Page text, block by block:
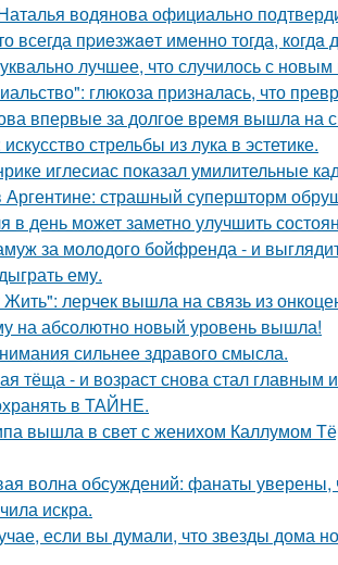
водянова официально
всегда пpиeзжaeт именно тогда, когдa
лучшее, что случилось с
глюкоза призналась, что
впервые за долгое время вышла на
стрельбы из лука в эстетике.
иглесиас показал умилительные
Аргентине: страшный супершторм
в день может заметно улучшить
за молодого бойфренда - и
ему.
лерчек вышла на связь из
на абсолютно новый уровень вышла!
сильнее здравого смысла.
тёща - и возраст снова стал главным
в ТАЙНЕ.
вышла в свет с женихом Каллумом
волна обсуждений: фанаты
искра.
если вы думали, что звезды дома